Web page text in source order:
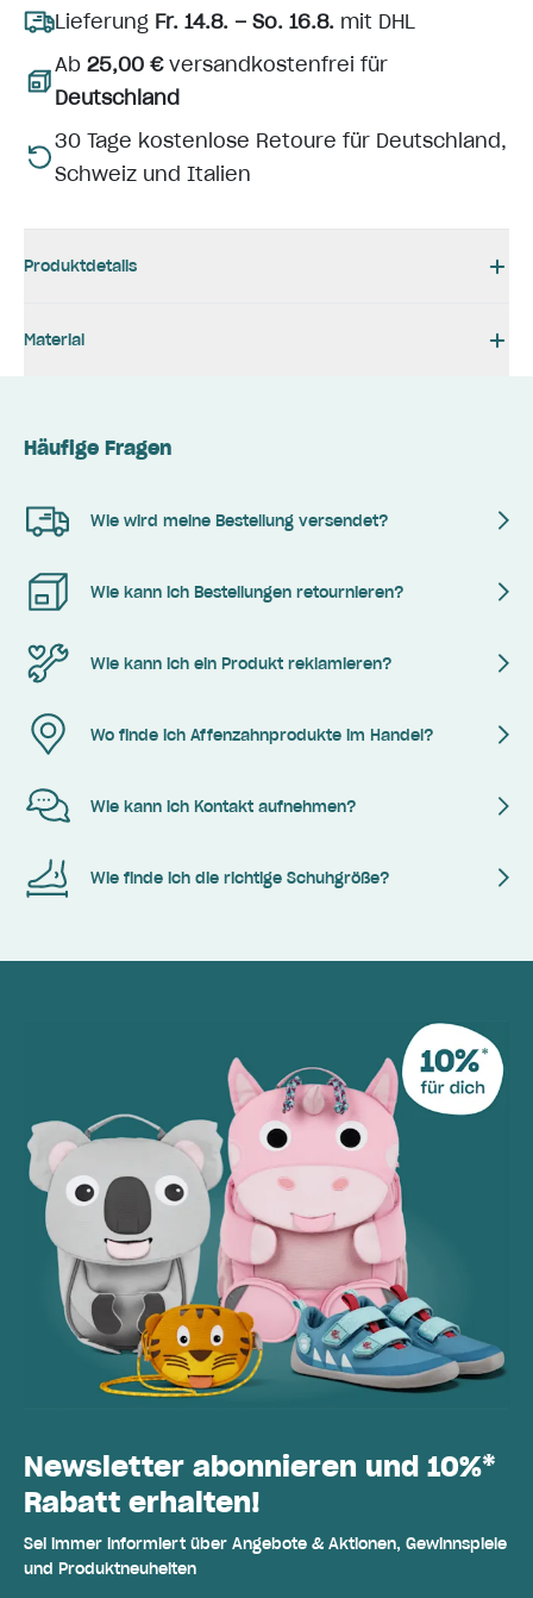
Lieferung Fr. 14.8. – So. 16.8. mit DHL
Ab 25,00 €versandkostenfrei für
Deutschland
30 Tage kostenlose Retoure für Deutschland,
Schweiz und Italien
Produktdetails
Material
Häufige Fragen
Wie wird meine Bestellung versendet?
Wie kann ich Bestellungen retournieren?
Wie kann ich ein Produkt reklamieren?
Wo finde ich Affenzahnprodukte im Handel?
Wie kann ich Kontakt aufnehmen?
Wie finde ich die richtige Schuhgröße?
Newsletter abonnieren und 10%*
Rabatt erhalten!
Sei immer informiert über Angebote & Aktionen, Gewinnspiele
und Produktneuheiten